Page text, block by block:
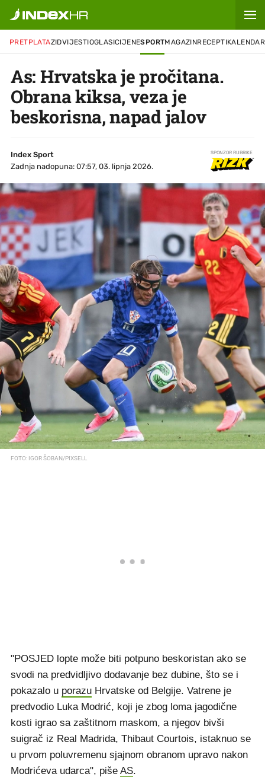
PRETPLATAZIDVIJESTIOGLASICIJENESPORTMAGAZINRECEPTIKALENDAR
As: Hrvatska je pročitana.
Obrana kiksa, veza je
beskorisna, napad jalov
Index Sport
Zadnja nadopuna: 07:57, 03. lipnja 2026.
SPONZOR RUBRIKE
FOTO: IGOR ŠOBAN/PIXSELL
"POSJED lopte može biti potpuno beskoristan ako se
svodi na predvidljivo dodavanje bez dubine, što se i
pokazalo u porazu Hrvatske od Belgije. Vatrene je
predvodio Luka Modrić, koji je zbog loma jagodične
kosti igrao sa zaštitnom maskom, a njegov bivši
suigrač iz Real Madrida, Thibaut Courtois, istaknuo se
u prvom poluvremenu sjajnom obranom upravo nakon
Modrićeva udarca", piše AS.